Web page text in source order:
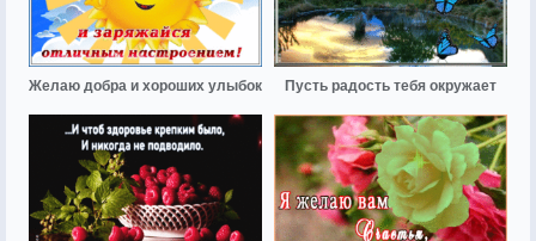
Желаю добра и хороших улыбок Пусть радость тебя окружает